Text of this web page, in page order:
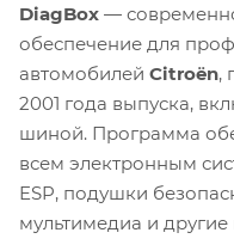
DiagBox —
обеспечение для
автомобилей Citroën,
2001 года выпуска,
шиной. Программа
всем электронным
ESP, подушки
мультимедиа и